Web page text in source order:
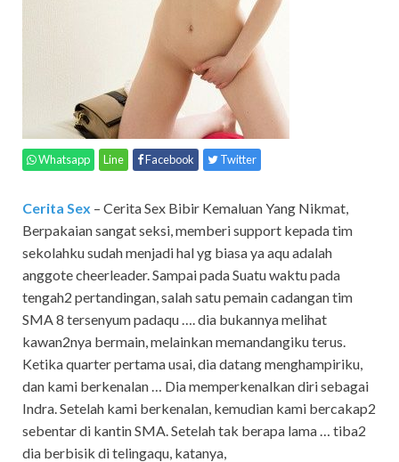
Whatsapp Line Facebook Twitter
Cerita Sex – Cerita Sex Bibir Kemaluan Yang Nikmat,
Berpakaian sangat seksi, memberi support kepada tim
sekolahku sudah menjadi hal yg biasa ya aqu adalah
anggote cheerleader. Sampai pada Suatu waktu pada
tengah2 pertandingan, salah satu pemain cadangan tim
SMA 8 tersenyum padaqu …. dia bukannya melihat
kawan2nya bermain, melainkan memandangiku terus.
Ketika quarter pertama usai, dia datang menghampiriku,
dan kami berkenalan … Dia memperkenalkan diri sebagai
Indra. Setelah kami berkenalan, kemudian kami bercakap2
sebentar di kantin SMA. Setelah tak berapa lama … tiba2
dia berbisik di telingaqu, katanya,